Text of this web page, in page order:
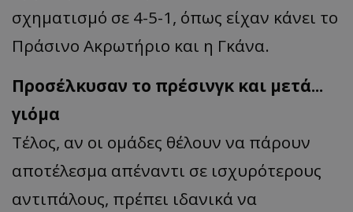
σχηματισμό σε 4-5-1, όπως είχαν κάνει το
Πράσινο Ακρωτήριο και η Γκάνα.
Προσέλκυσαν το πρέσινγκ και μετά...
γιόμα
Τέλος, αν οι ομάδες θέλουν να πάρουν
αποτέλεσμα απέναντι σε ισχυρότερους
αντιπάλους, πρέπει ιδανικά να